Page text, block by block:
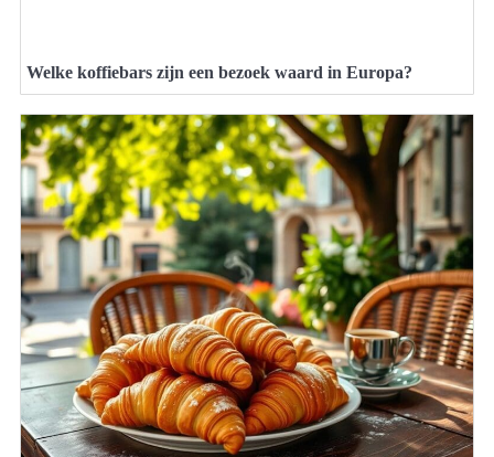
Welke koffiebars zijn een bezoek waard in Europa?